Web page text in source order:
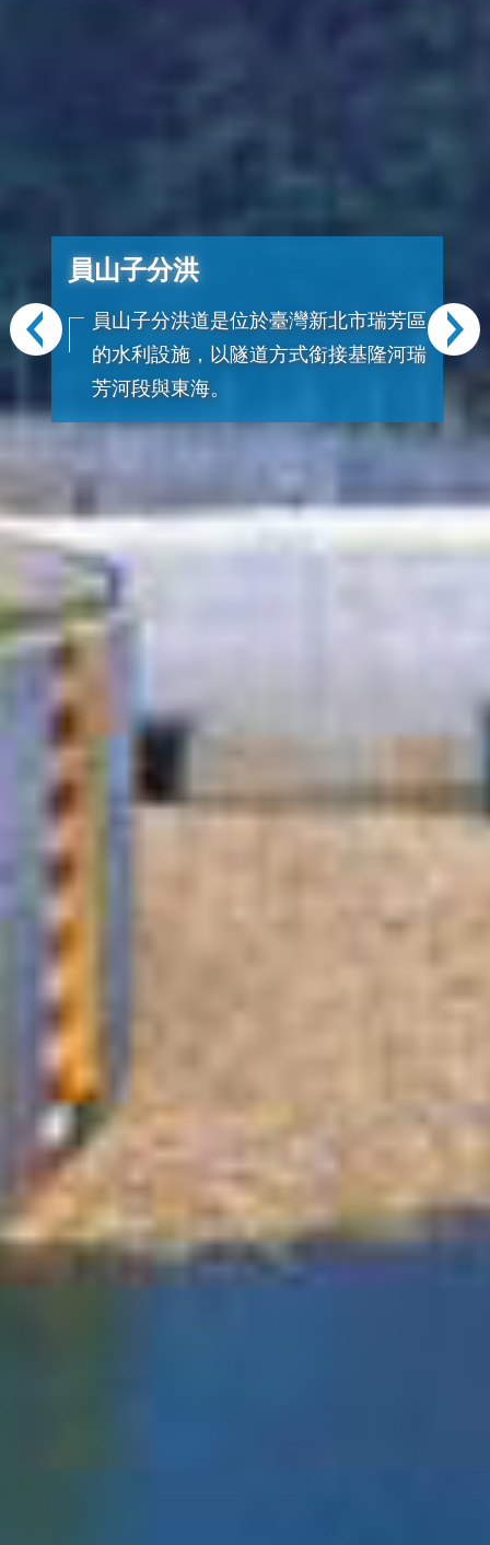
員山子分洪
員山子分洪道是位於臺灣新北市瑞芳區
的水利設施，以隧道方式銜接基隆河瑞
芳河段與東海。